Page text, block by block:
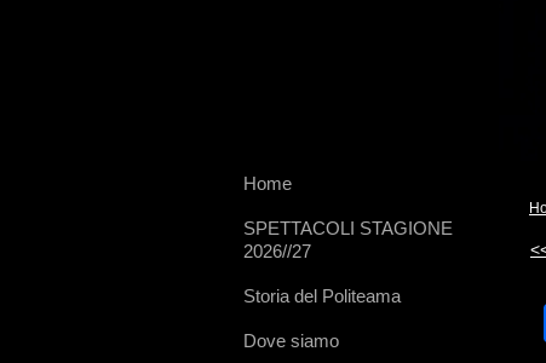
Home
SPETTACOLI STAGIONE
2026//27
Storia del Politeama
Dove siamo